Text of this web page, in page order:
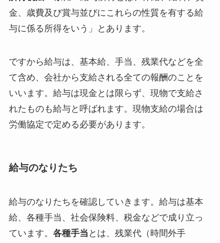
金、歳費及び賞与並びにこれらの性質を有する給
与に係る所得をいう」とあります。
ですから給与は、基本給、手当、残業代などを全
て含め、会社から支給される全ての報酬のことを
いいます。給与は現金とは限らず、現物で支給さ
れたものも給与と呼ばれます。現物支給の場合は
労働協定で定める必要があります。
給与のなりたち
給与のなりたちを確認していきます。給与は基本
給、各種手当、社会保険料、税金などで成り立っ
ています。 各種手当 とは、残業代（時間外手